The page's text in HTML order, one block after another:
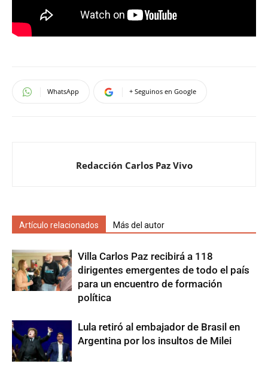
WhatsApp + Seguinos en Google
Redacción Carlos Paz Vivo
Artículo relacionados Más del autor
Villa Carlos Paz recibirá a 118
dirigentes emergentes de todo el país
para un encuentro de formación
política
Lula retiró al embajador de Brasil en
Argentina por los insultos de Milei